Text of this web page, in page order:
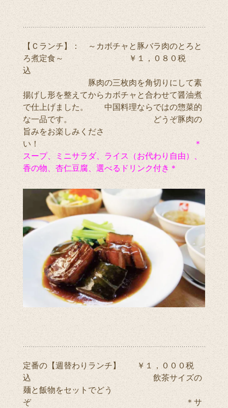
【Ｃランチ】： ～カボチャと豚バラ肉のとろと
ろ煮定食～ ￥１，０８０税
込
豚肉の三枚肉を角切りにして素
揚げし形を整えてからカボチャと合わせて醤油煮
で仕上げました。 中国料理ならではの惣菜的
な一品です。 どうぞ豚肉の
旨みをお楽しみくださ
い！ ＊
スープ、ミニサラダ、ライス（お代わり自由）、
香の物、杏仁豆腐、選べるドリンク付き＊
定番の【週替わりランチ】 ￥１，０００税
込 飲茶サイズの
麺と飯物をセットでどう
ぞ ＊サ